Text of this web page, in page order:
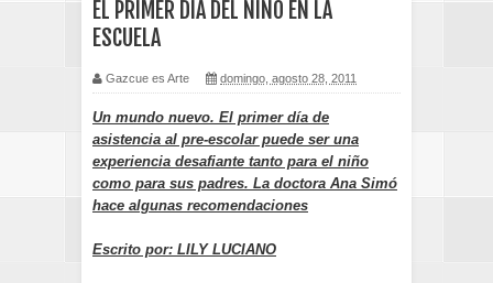
EL PRIMER DIA DEL NIÑO EN LA
ESCUELA
Gazcue es Arte domingo, agosto 28, 2011
Un mundo nuevo. El primer día de
asistencia al pre-escolar puede ser una
experiencia desafiante tanto para el niño
como para sus padres. La doctora Ana Simó
hace algunas recomendaciones
Escrito por: LILY LUCIANO